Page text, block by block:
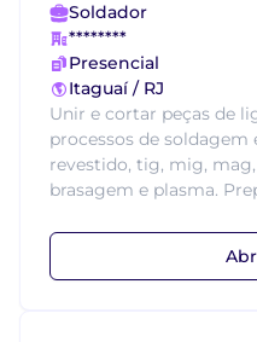
Soldador
********
Presencial
Itaguaí / RJ
Unir e cortar peças de
processos de
revestido, tig, mig,
brasagem e plasma.